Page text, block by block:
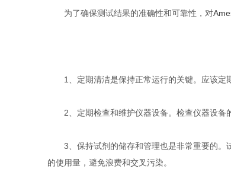
为了确保测试结果的准确性和可靠性，对
1、定期清洁是保持正常运行的关键。应该定期
2、定期检查和维护仪器设备。检查仪器设备的
3、保持试剂的储存和管理也是非常重要的。试
的使用量，避免浪费和交叉污染。